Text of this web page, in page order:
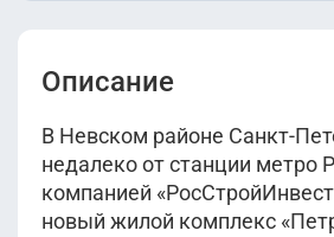
Описание
В Невском районе Санкт-
недалеко от станции метро
компанией
новый жилой комплекс